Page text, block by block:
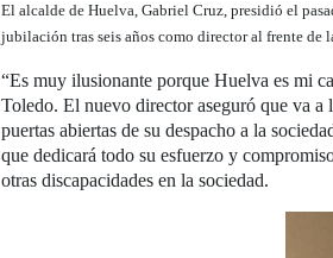
El alcalde de Huelva, Gabriel Cruz, presidió el
jubilación tras seis años como director al frente de
“Es muy ilusionante porque Huelva es mi
Toledo. El nuevo director aseguró que va a
puertas abiertas de su despacho a la
que dedicará todo su esfuerzo y
otras discapacidades en la sociedad.